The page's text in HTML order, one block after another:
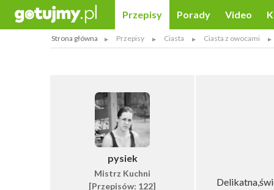
Przepisy Porady Video
Strona główna Przepisy Ciasta Ciasta z owocami
pysiek
Mistrz Kuchni
[Przepisów: 122]